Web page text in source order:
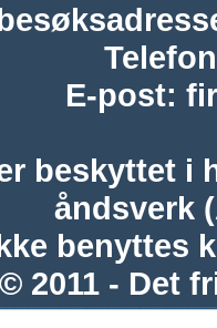
Telefon
E-post:
beskyttet i
åndsverk
benyttes
© 2011 - Det